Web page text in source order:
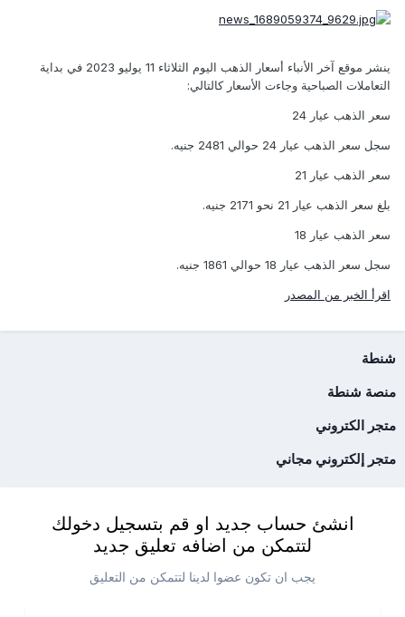
ينشر موقع آخر الأنباء أسعار الذهب اليوم الثلاثاء 11 يوليو 2023 في بداية
التعاملات الصباحية وجاءت الأسعار كالتالي:
سعر الذهب عيار 24
سجل سعر الذهب عيار 24 حوالي 2481 جنيه.
سعر الذهب عيار 21
بلغ سعر الذهب عيار 21 نحو 2171 جنيه.
سعر الذهب عيار 18
سجل سعر الذهب عيار 18 حوالي 1861 جنيه.
اقرأ الخبر من المصدر
شنطة
منصة شنطة
متجر الكتروني
متجر إلكتروني مجاني
انشئ حساب جديد او قم بتسجيل دخولك
لتتمكن من اضافه تعليق جديد
يجب ان تكون عضوا لدينا لتتمكن من التعليق